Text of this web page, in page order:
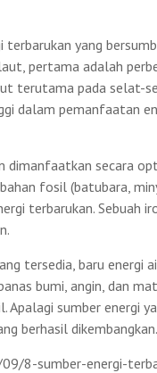
yang
pertama adalah
terutama pada selat-
dalam pemanfaatan
secara
fosil (batubara,
terbarukan. Sebuah
tersedia, baru energi
bumi, angin, dan
Apalagi sumber energi
berhasil dikembangkan.
8-sumber-energi-